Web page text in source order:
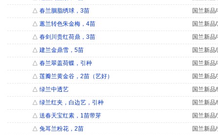
△ 春兰胭脂绣球，3苗
国兰新品
△ 蕙兰转色朱金梅，4苗
国兰新品
△ 春剑川贵红荷鼎，3苗
国兰新品
△ 建兰金鼎雪，5苗
国兰新品
△ 春兰翠盖荷蝶，引种
国兰新品
△ 莲瓣兰黄金谷，2苗（艺好）
国兰新品
△ 绿兰中透艺
国兰新品
△ 绿兰红夹，白边艺，引种
国兰新品
△ 送春天宝红素，1苗带芽
国兰新品
△ 兔耳兰粉花，2苗
国兰新品